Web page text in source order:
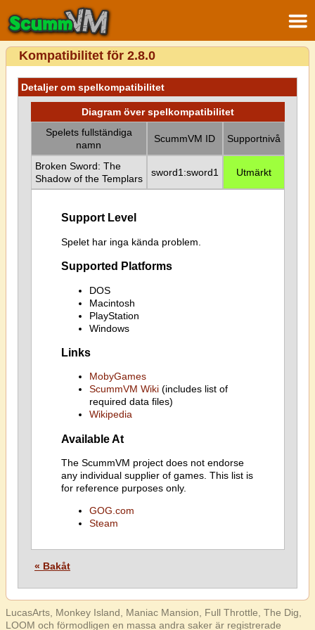
Kompatibilitet för 2.8.0
Detaljer om spelkompatibilitet
Diagram över spelkompatibilitet
Spelets fullständiga
namn
ScummVM ID Supportnivå
Broken Sword: The
Shadow of the Templars
sword1:sword1 Utmärkt
Support Level
Spelet har inga kända problem.
Supported Platforms
DOS
Macintosh
PlayStation
Windows
Links
MobyGames
ScummVM Wiki(includes list of
required data files)
Wikipedia
Available At
The ScummVM project does not endorse
any individual supplier of games. This list is
for reference purposes only.
GOG.com
Steam
« Bakåt
LucasArts, Monkey Island, Maniac Mansion, Full Throttle, The Dig,
LOOM och förmodligen en massa andra saker är registrerade